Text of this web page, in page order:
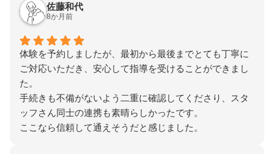
佐藤和代
8か月前
体験を予約しましたが、最初から最後までとても丁寧に
ご対応いただき、安心して指導を受けることができまし
た。
手続きも不備がないよう二重に確認してくださり、スタ
ッフさん同士の連携も素晴らしかったです。
ここなら信頼して通えそうだと感じました。